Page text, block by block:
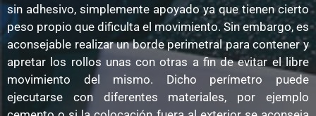
sin adhesivo, simplemente apoyado ya que tienen cierto
peso propio que dificulta el movimiento. Sin embargo, es
aconsejable realizar un borde perimetral para contener y
apretar los rollos unas con otras a fin de evitar el libre
movimiento del mismo. Dicho perímetro puede
ejecutarse con diferentes materiales, por ejemplo